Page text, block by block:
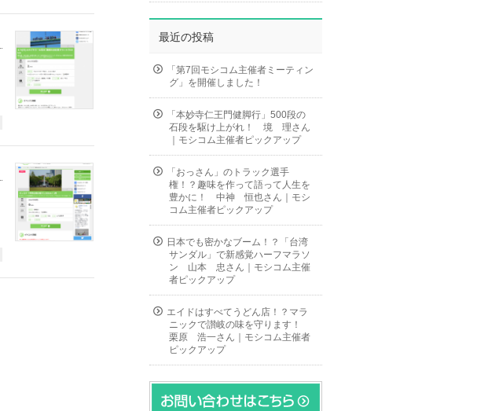
最近の投稿
「第7回モシコム主催者ミーティン
グ」を開催しました！
「本妙寺仁王門健脚行」500段の
石段を駆け上がれ！ 境 理さん
｜モシコム主催者ピックアップ
「おっさん」のトラック選手
権！？趣味を作って語って人生を
豊かに！ 中神 恒也さん｜モシ
コム主催者ピックアップ
日本でも密かなブーム！？「台湾
サンダル」で新感覚ハーフマラソ
ン 山本 忠さん｜モシコム主催
者ピックアップ
エイドはすべてうどん店！？マラ
ニックで讃岐の味を守ります！
栗原 浩一さん｜モシコム主催者
ピックアップ